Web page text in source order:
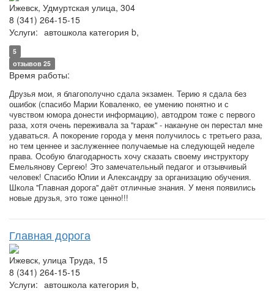
Ижевск, Удмуртская улица, 304
8 (341) 264-15-15
Услуги: автошкола категория b,
5
отзывов 25
Время работы:
Друзья мои, я благополучно сдала экзамен. Терию я сдала без
ошибок (спасибо Марии Коваленко, ее умению понятно и с
чувством юмора донести информацию), автодром тоже с первого
раза, хотя очень переживала за "гараж" - накануне он перестал мне
удаваться. А покорение города у меня получилось с третьего раза,
но тем ценнее и заслуженнее получаемые на следующей неделе
права. Особую благодарность хочу сказать своему инструктору
Емельянову Сергею! Это замечательный педагог и отзывчивый
человек! Спасибо Юлии и Александру за организацию обучения.
Школа "Главная дорога" даёт отличные знания. У меня появились
новые друзья, это тоже ценно!!!
Главная дорога
Ижевск, улица Труда, 15
8 (341) 264-15-15
Услуги: автошкола категория b,